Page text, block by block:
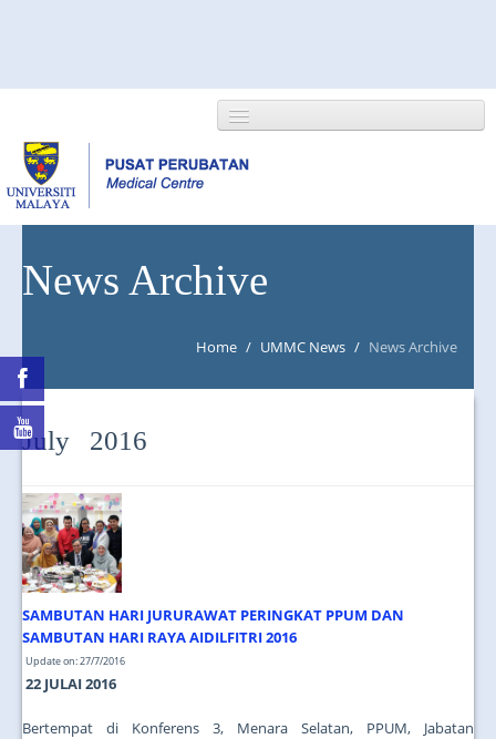
NEWS/EVENTS
News Archive
Home / UMMC News / News Archive
July 2016
SAMBUTAN HARI JURURAWAT PERINGKAT PPUM DAN
SAMBUTAN HARI RAYA AIDILFITRI 2016
Update on: 27/7/2016
22 JULAI 2016
Bertempat di Konferens 3, Menara Selatan, PPUM, Jabatan